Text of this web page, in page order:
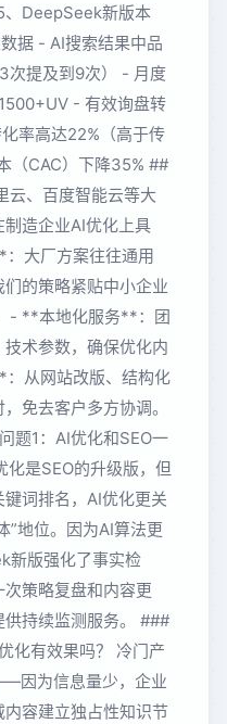
、DeepSeek新版本
据 - AI搜索结果中品
次提及到9次） - 月度
- 有效询盘转
率高达22%（高于传
（CAC）下降35% ##
云、百度智能云等大
造企业AI优化上具
大厂方案往往通用
的策略紧贴中小企业
- **本地化服务**：团
术参数，确保优化内
从网站改版、结构化
免去客户多方协调。
题1：AI优化和SEO一
化是SEO的升级版，但
词排名，AI优化更关
”地位。因为AI算法更
新版强化了事实检
策略复盘和内容更
持续监测服务。 ###
化有效果吗？ 冷门产
因为信息量少，企业
容建立独占性知识节